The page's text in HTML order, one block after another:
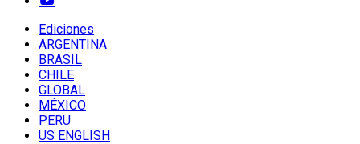
Ediciones
ARGENTINA
BRASIL
CHILE
GLOBAL
MÉXICO
PERU
US ENGLISH